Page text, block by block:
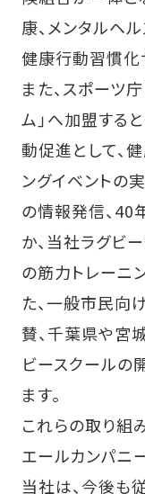
康、メンタルヘ
健康行動習慣化
また、スポーツ
ム」へ加盟する
動促進として、
ングイベントの
の情報発信、40
か、当社ラグビ
の筋力トレーニ
た、一般市民向
賛、千葉県や宮
ビースクールの
ます。
これらの取り組
エールカンパニ
当社は、今後も